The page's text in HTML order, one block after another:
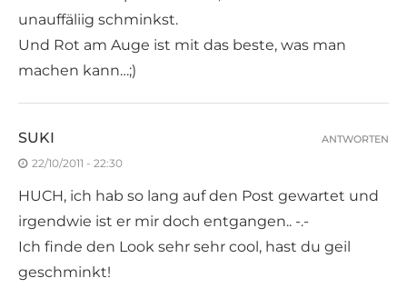
unauffäliig schminkst.
Und Rot am Auge ist mit das beste, was man
machen kann…;)
SUKI
22/10/2011 - 22:30
HUCH, ich hab so lang auf den Post gewartet und
irgendwie ist er mir doch entgangen.. -.-
Ich finde den Look sehr sehr cool, hast du geil
geschminkt!
ANTWORTEN